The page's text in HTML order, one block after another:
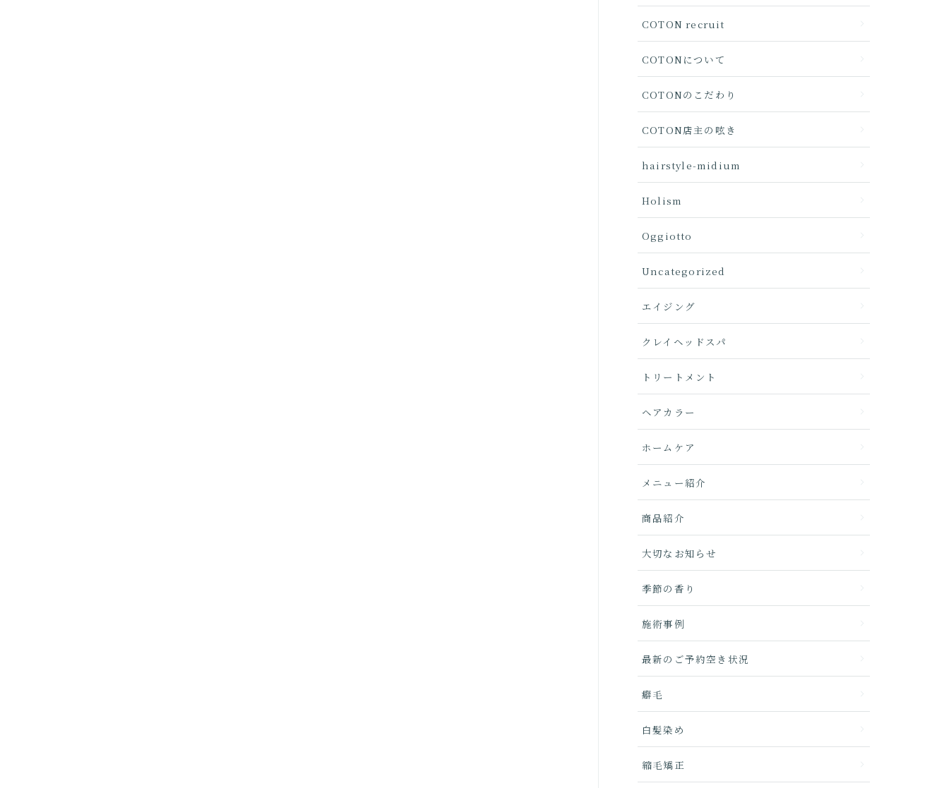
COTON recruit
COTONについて
COTONのこだわり
COTON店主の呟き
hairstyle-midium
Holism
Oggiotto
Uncategorized
エイジング
クレイヘッドスパ
トリートメント
ヘアカラー
ホームケア
メニュー紹介
商品紹介
大切なお知らせ
季節の香り
施術事例
最新のご予約空き状況
癖毛
白髪染め
縮毛矯正